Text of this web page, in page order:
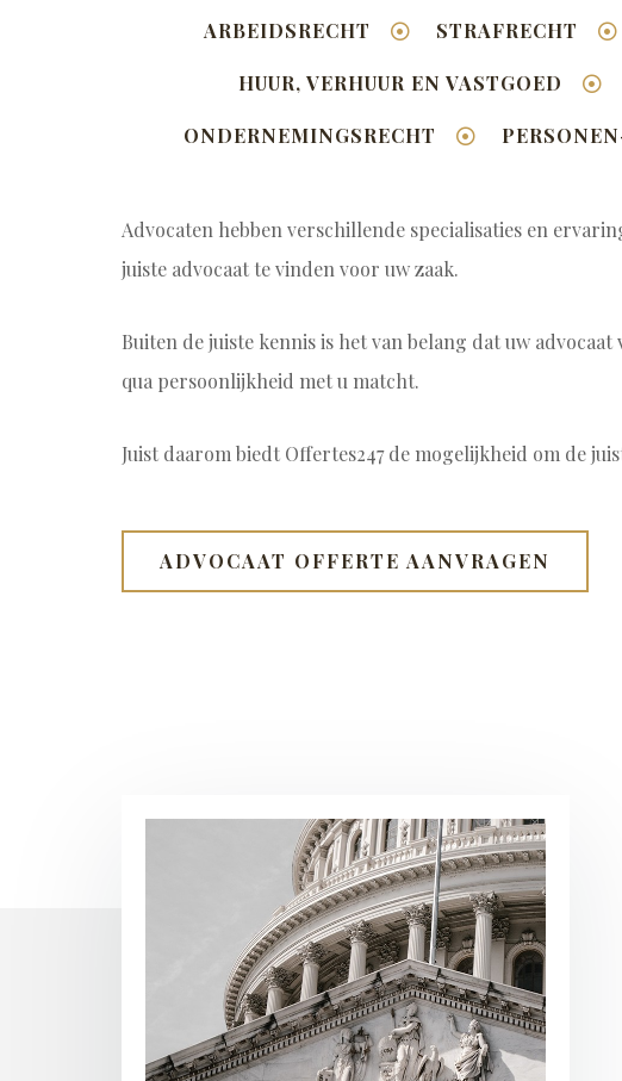
ARBEIDSRECHT STRAFRECHT
HUUR, VERHUUR EN VASTGOED
ONDERNEMINGSRECHT
Advocaten hebben verschillende specialisaties en
juiste advocaat te vinden voor uw zaak.
Buiten de juiste kennis is het van belang dat uw
qua persoonlijkheid met u matcht.
Juist daarom biedt Offertes247 de mogelijkheid om de
ADVOCAAT OFFERTE AANVRAGEN